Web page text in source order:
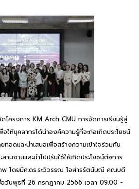
ครงการ KM Arch CMU การจัดการเรียนรู้สู่
ให้บุคลากรได้นำองค์ความรู้ที่จะก่อเกิดประโยชน์
ทอดและนำเสนอเพื่อสร้างความเข้าใจร่วมกัน
านงานและนำไปปรับใช้ให้เกิดประโยชน์ต่อการ
พ โดยมีศ.ดร.ระวิวรรณ โอฬารรัตน์มณี คณบดี
อวันพุธที่ 26 กรกฎาคม 2566 เวลา 09.00 -